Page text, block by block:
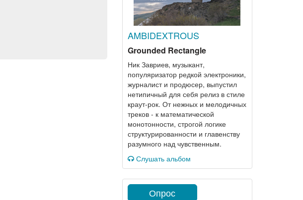
AMBIDEXTROUS
Grounded Rectangle
Ник Завриев, музыкант,
популяризатор редкой электроники,
журналист и продюсер, выпустил
нетипичный для себя релиз в стиле
краут-рок. От нежных и мелодичных
треков - к математической
монотонности, строгой логике
структурированности и главенству
разумного над чувственным.
Слушать альбом
Опрос